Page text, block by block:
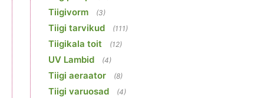
Tiigivorm (3)
Tiigi tarvikud (111)
Tiigikala toit (12)
UV Lambid (4)
Tiigi aeraator (8)
Tiigi varuosad (4)